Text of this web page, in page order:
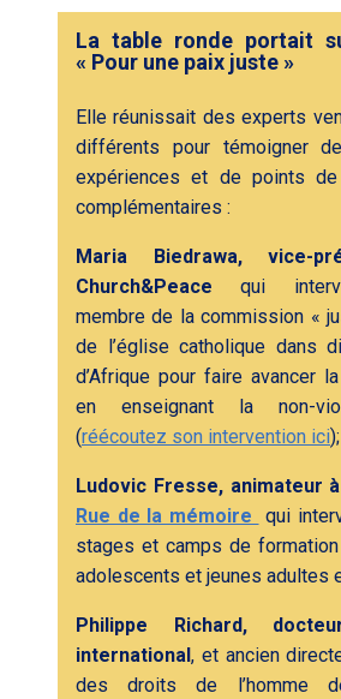
La table ronde portait
« Pour une paix juste »
Elle réunissait des experts
différents pour témoigner
expériences et de points
complémentaires :
Maria Biedrawa, vice-
Church&Peacequi
membre de la commission «
de l’église catholique dans
d’Afrique pour faire avancer
en enseignant la non-
(réécoutez son intervention ici);
Ludovic Fresse, animateur
Rue de la mémoire
qui
stages et camps de
adolescents et jeunes adultes
Philippe Richard,
international, et ancien
des droits de l’homme